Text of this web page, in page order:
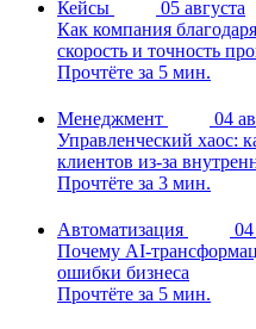
Кейсы
05 августа
Как компания
скорость и точность
Прочтёте за 5 мин.
Менеджмент
04
Управленческий хаос:
клиентов из-за
Прочтёте за 3 мин.
Автоматизация
04
Почему AI-
ошибки бизнеса
Прочтёте за 5 мин.